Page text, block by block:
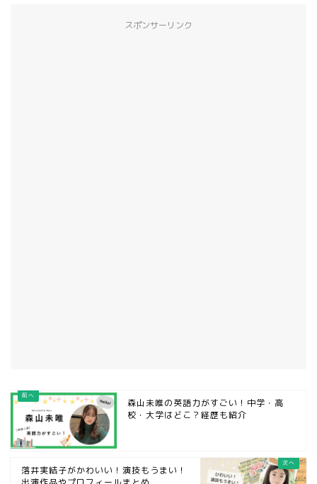
スポンサーリンク
森山未唯の英語力がすごい！中学・高
校・大学はどこ？経歴も紹介
落井実結子がかわいい！演技もうまい！